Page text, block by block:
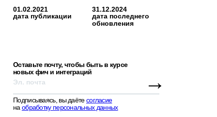
01.02.2021
дата публикации
31.12.2024
дата последнего
обновления
Оставьте почту, чтобы быть в курсе
новых фич и интеграций
Подписываясь, вы даётесогласие
наобработку персональных данных
→